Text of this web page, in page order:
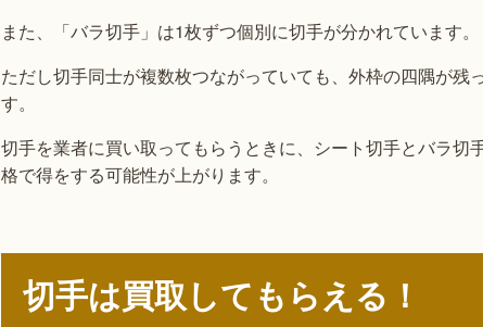
また、「バラ切手」は1枚ずつ個別に切手が分かれています。
ただし切手同士が複数枚つながっていても、外枠の四隅が残
す。
切手を業者に買い取ってもらうときに、シート切手とバラ
格で得をする可能性が上がります。
切手は買取してもらえる！